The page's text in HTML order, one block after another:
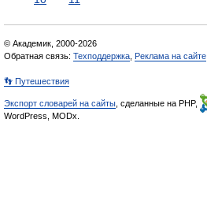
© Академик, 2000-2026
Обратная связь: Техподдержка Реклама на сайте
👣 Путешествия
Экспорт словарей на сайты , сделанные на PHP,
WordPress, MODx.